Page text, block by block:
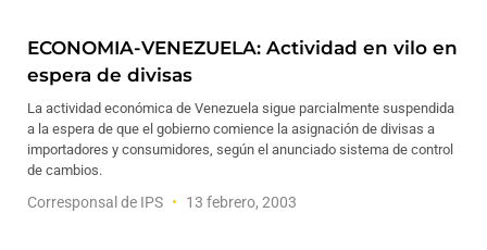
ECONOMIA-VENEZUELA: Actividad en vilo en
espera de divisas
La actividad económica de Venezuela sigue parcialmente suspendida
a la espera de que el gobierno comience la asignación de divisas a
importadores y consumidores, según el anunciado sistema de control
de cambios.
Corresponsal de IPS 13 febrero, 2003